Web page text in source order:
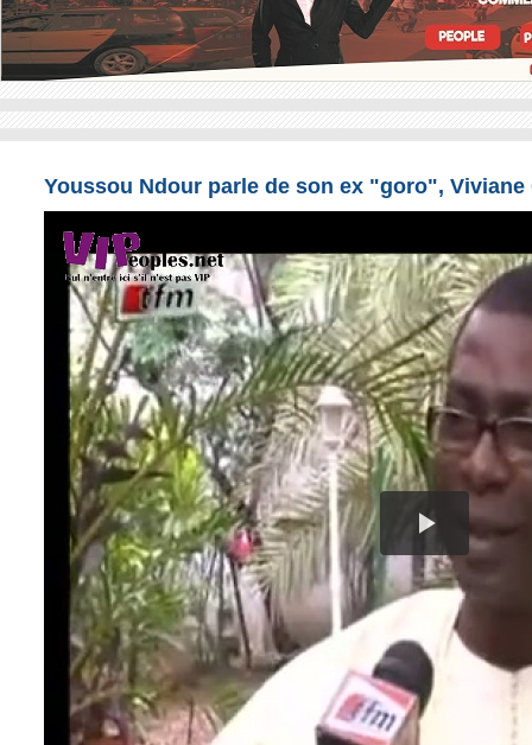
Youssou Ndour parle de son ex "goro", Viviane